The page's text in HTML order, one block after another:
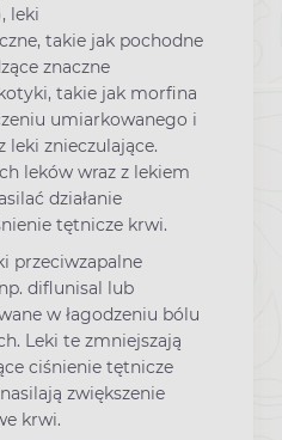
leki
takie jak pochodne
znaczne
takie jak morfina
umiarkowanego i
leki znieczulające.
leków wraz z lekiem
działanie
tętnicze krwi.
przeciwzapalne
diflunisal lub
w łagodzeniu bólu
Leki te zmniejszają
ciśnienie tętnicze
zwiększenie
krwi.